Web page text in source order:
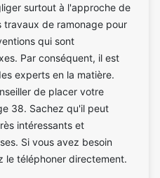
surtout à l'approche de
travaux de ramonage pour
qui sont
Par conséquent, il est
experts en la matière.
de placer votre
38. Sachez qu'il peut
intéressants et
Si vous avez besoin
le téléphoner directement.